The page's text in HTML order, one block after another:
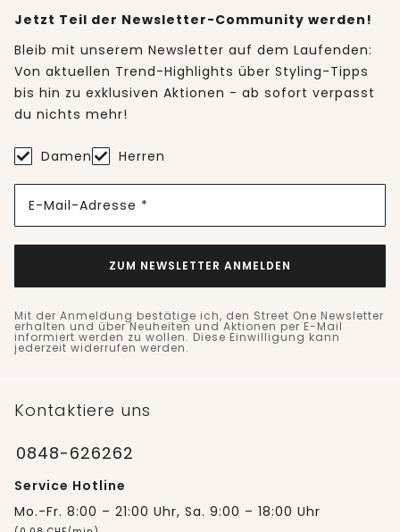
Jetzt Teil der Newsletter-Community werden!
Bleib mit unserem Newsletter auf dem Laufenden:
Von aktuellen Trend-Highlights über Styling-Tipps
bis hin zu exklusiven Aktionen - ab sofort verpasst
du nichts mehr!
Damen Herren
E-Mail-Adresse *
ZUM NEWSLETTER ANMELDEN
Mit der Anmeldung bestätige ich, den Street One Newsletter
erhalten und über Neuheiten und Aktionen per E-Mail
informiert werden zu wollen. Diese Einwilligung kann
jederzeit widerrufen werden.
Kontaktiere uns
0848-626262
Service Hotline
Mo.-Fr. 8:00 – 21:00 Uhr, Sa. 9:00 – 18:00 Uhr